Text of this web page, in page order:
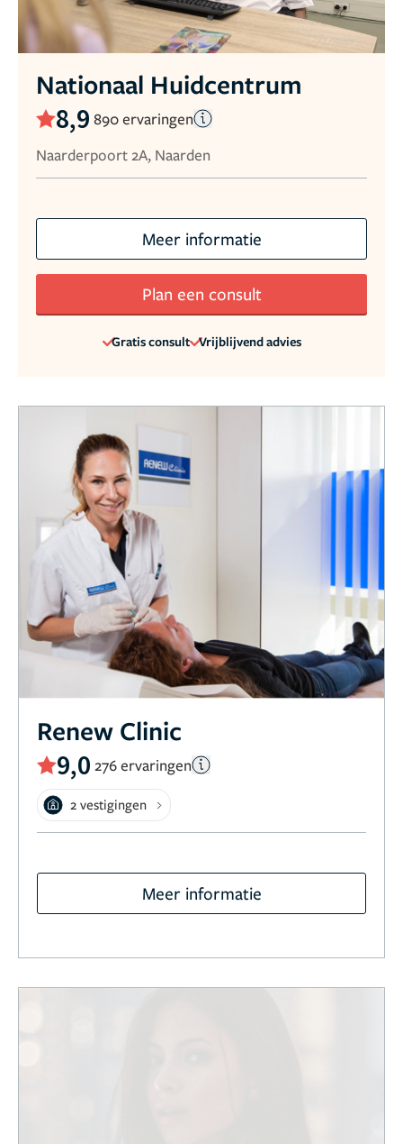
Nationaal Huidcentrum
8,9 890 ervaringen
Naarderpoort 2A, Naarden
Meer informatie
Plan een consult
Gratis consult Vrijblijvend advies
Renew Clinic
9,0 276 ervaringen
2 vestigingen
Meer informatie